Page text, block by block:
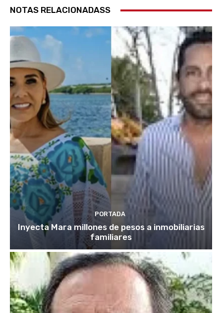
NOTAS RELACIONADASS
PORTADA
Inyecta Mara millones de pesos a inmobiliarias
familiares